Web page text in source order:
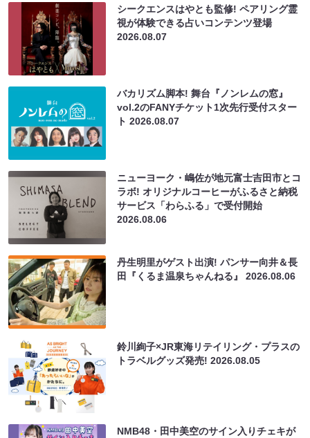
シークエンスはやとも監修! ペアリング霊
視が体験できる占いコンテンツ登場
2026.08.07
バカリズム脚本! 舞台『ノンレムの窓』
vol.2のFANYチケット1次先行受付スター
ト2026.08.07
ニューヨーク・嶋佐が地元富士吉田市とコ
ラボ! オリジナルコーヒーがふるさと納税
サービス「わらふる」で受付開始
2026.08.06
丹生明里がゲスト出演! パンサー向井＆長
田『くるま温泉ちゃんねる』2026.08.06
鈴川絢子×JR東海リテイリング・プラスの
トラベルグッズ発売!2026.08.05
NMB48・田中美空のサイン入りチェキが